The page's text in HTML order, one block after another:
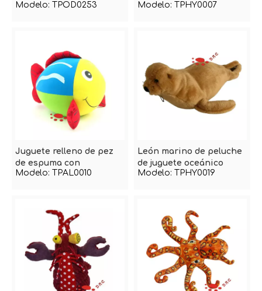
océano
Modelo: TPOD0253 Modelo: TPHY0007
Juguete relleno de pez
de espuma con
microperlas
Modelo: TPAL0010
León marino de peluche
de juguete oceánico
Modelo: TPHY0019